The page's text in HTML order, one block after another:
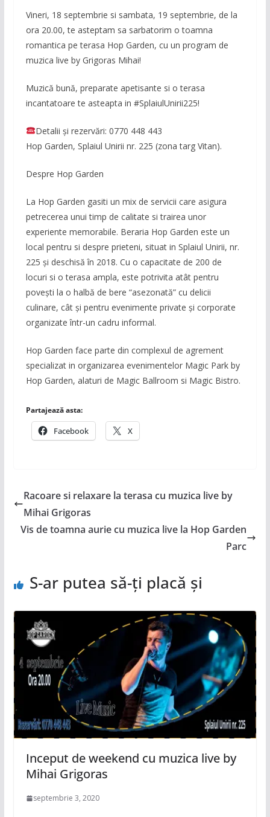
Vineri, 18 septembrie si sambata, 19 septembrie, de la
ora 20.00, te asteptam sa sarbatorim o toamna
romantica pe terasa Hop Garden, cu un program de
muzica live by Grigoras Mihai!
Muzică bună, preparate apetisante si o terasa
incantatoare te asteapta in #SplaiulUnirii225!
Detalii și rezervări: 0770 448 443
Hop Garden, Splaiul Unirii nr. 225 (zona targ Vitan).
Despre Hop Garden
La Hop Garden gasiti un mix de servicii care asigura
petrecerea unui timp de calitate si trairea unor
experiente memorabile. Beraria Hop Garden este un
local pentru si despre prieteni, situat in Splaiul Unirii, nr.
225 și deschisă în 2018. Cu o capacitate de 200 de
locuri si o terasa ampla, este potrivita atât pentru
povești la o halbă de bere “asezonată” cu delicii
culinare, cât și pentru evenimente private și corporate
organizate într-un cadru informal.
Hop Garden face parte din complexul de agrement
specializat in organizarea evenimentelor Magic Park by
Hop Garden, alaturi de Magic Ballroom si Magic Bistro.
Partajează asta:
Facebook X
Racoare si relaxare la terasa cu muzica live by
Mihai Grigoras
Vis de toamna aurie cu muzica live la Hop Garden
Parc
S-ar putea să-ți placă și
Inceput de weekend cu muzica live by
Mihai Grigoras
septembrie 3, 2020